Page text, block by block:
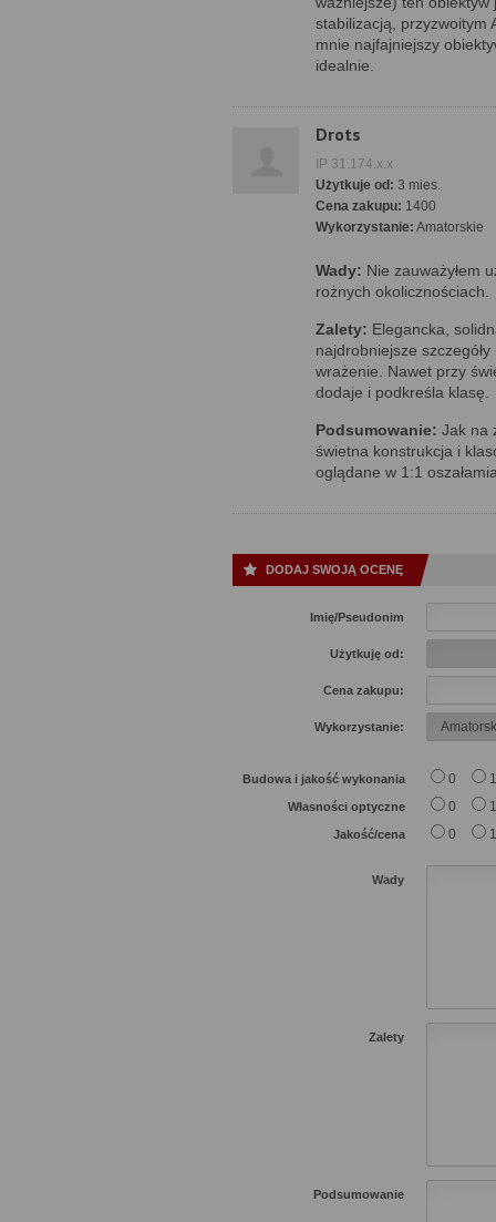
stabilizacją, przyzwoitym
mnie najfajniejszy
idealnie.
Drots
IP 31.174.x.x
Użytkuje od: 3 mies.
Cena zakupu: 1400
Wykorzystanie: Amatorskie
Wady: Nie zauważyłem
rożnych okolicznościach.
Zalety: Elegancka,
najdrobniejsze
wrażenie. Nawet przy
dodaje i podkreśla klasę.
Podsumowanie: Jak na
świetna konstrukcja i
oglądane w 1:1
DODAJ SWOJĄ OCENĘ
Imię/Pseudonim
Użytkuję od:
Cena zakupu:
Wykorzystanie:
Budowa i jakość wykonania 0 1
Własności optyczne 0 1
Jakość/cena 0 1
Wady
Zalety
Podsumowanie